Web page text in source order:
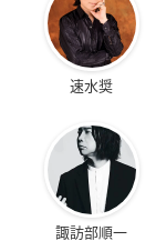
速水奨
諏訪部順一